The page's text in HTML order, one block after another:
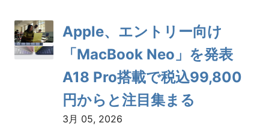
の
ペ
Apple、エントリー向け
「MacBook Neo」を発表
A18 Pro搭載で税込99,800
円からと注目集まる
3月 05, 2026